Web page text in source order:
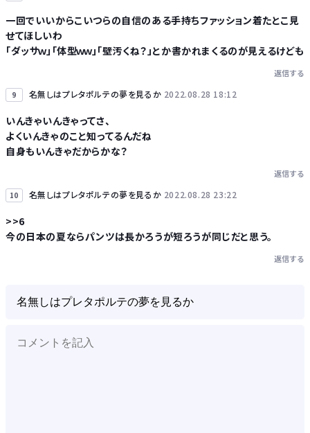
一回でいいからこいつらの自信のある手持ちファッション着たとこ見
せてほしいわ
「ダッサｗ」「体型ｗｗ」「壁汚くね？」とか書かれまくるのが見えるけども
返信する
9 名無しはプレタポルテの夢を見るか 2022.08.28 18:12
いんきゃいんきゃってさ、
よくいんきゃのこと知ってるんだね
自身もいんきゃだからかな？
返信する
10 名無しはプレタポルテの夢を見るか 2022.08.28 23:22
>>6
今の日本の夏ならパンツは長かろうが短ろうが同じだと思う。
返信する